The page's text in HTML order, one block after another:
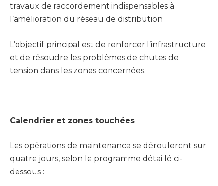
travaux de raccordement indispensables à
l’amélioration du réseau de distribution.
L’objectif principal est de renforcer l’infrastructure
et de résoudre les problèmes de chutes de
tension dans les zones concernées.
Calendrier et zones touchées
Les opérations de maintenance se dérouleront sur
quatre jours, selon le programme détaillé ci-
dessous :